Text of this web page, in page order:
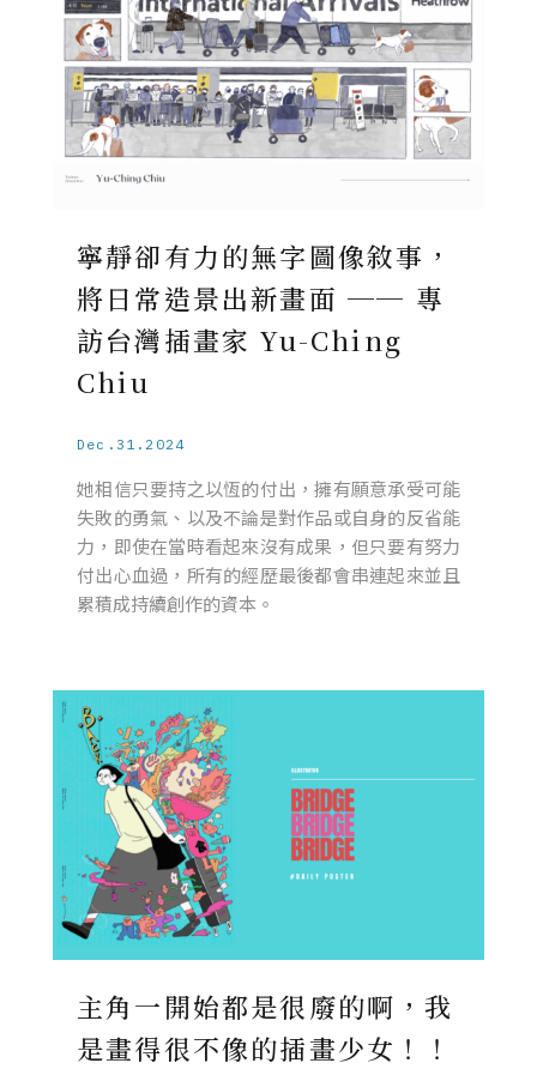
寧靜卻有力的無字圖像敘事，
將日常造景出新畫面 ── 專
訪台灣插畫家 Yu-Ching
Chiu
Dec.31.2024
她相信只要持之以恆的付出，擁有願意承受可能
失敗的勇氣、以及不論是對作品或自身的反省能
力，即使在當時看起來沒有成果，但只要有努力
付出心血過，所有的經歷最後都會串連起來並且
累積成持續創作的資本。
主角一開始都是很廢的啊，我
是畫得很不像的插畫少女！！